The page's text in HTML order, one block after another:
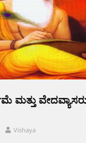
ಮತ್ತು
Vishaya